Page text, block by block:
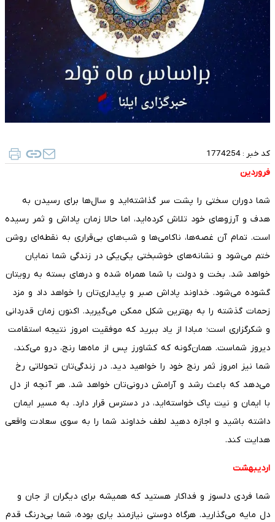
کد خبر : 1774254
فروردین
شما دوران سختی را پشت سر گذاشته‌اید و سال‌ها برای رسیدن به
هدف و آرزوهای خود تلاش کرده‌اید، اما حالا زمان پاداش و ثمر رسیده
است. تمام آن غصه‌ها، ناکامی‌ها و شب‌های بی‌قراری به نقطه‌ای روشن
ختم می‌شود و نشانه‌های خوشبختی یکی‌یکی در زندگی شما نمایان
خواهد شد. بخت و دولت با شما همراه شده و درهای بسته به رویتان
گشوده می‌شود. خداوند پاداش صبر و پایداری‌تان را خواهد داد و مزد
زحمات گذشته را به بهترین شکل ممکن می‌گیرید. اکنون زمان قدردانی
و شکرگزاری است؛ مبادا از یاد ببرید که موفقیت امروز نتیجه استقامت
دیروز شماست. همان‌گونه که کشاورز پس از ماه‌ها رنج، درو می‌کند،
شما نیز امروز ثمر رنج خود را خواهید دید. در زندگی‌تان تحولاتی رخ
می‌دهد که باعث رشد و آرامش درونی‌تان خواهد شد. هر آنچه از دل
با ایمان و نیت پاک خواسته‌اید، در دسترس قرار دارد. به مسیر ایمان
داشته باشید و اجازه دهید لطف خداوند شما را به سوی سعادت واقعی
هدایت کند.
اردیبهشت
شما فردی دلسوز و فداکار هستید که همیشه برای دیگران از جان و
دل مایه می‌گذارید. هرگاه دوستی نیازمند یاری بوده، شما بی‌درنگ قدم